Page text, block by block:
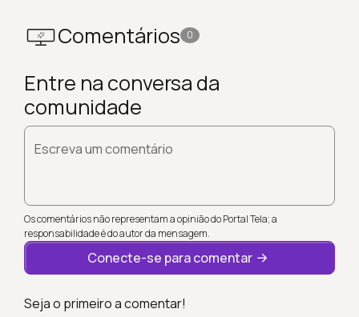
Comentários 0
Entre na conversa da
comunidade
Escreva um comentário
Os comentários não representam a opinião do Portal Tela; a
responsabilidade é do autor da mensagem.
Conecte-se para comentar
Seja o primeiro a comentar!